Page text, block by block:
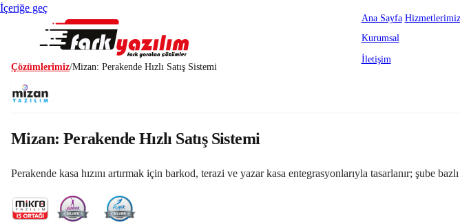
İçeriğe geç
Ana Sayfa Hizmetlerimiz
Kurumsal
İletişim
Çözümlerimiz/Mizan: Perakende Hızlı Satış Sistemi
Mizan: Perakende Hızlı Satış Sistemi
Perakende kasa hızını artırmak için barkod, terazi ve yazar kasa entegrasyonlarıyla tasarlanır; şube